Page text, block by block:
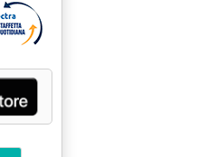
PROGRAMMA PER L'ENEL'